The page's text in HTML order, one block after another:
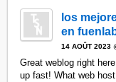
los
en
14 AOÛT 2023
Great weblog right
up fast! What web